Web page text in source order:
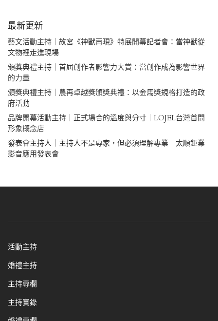
最新更新
藝文活動主持｜故宮《神獸再現》特展開幕記者會：當神獸從
文物裡走進現場
頒獎典禮主持｜首屆創作者影響力大賞：當創作成為影響世界
的力量
頒獎典禮主持｜農再卓越獎頒獎典禮：以金馬獎規格打造的政
府活動
品牌開幕活動主持｜正式場合的溫度與分寸｜LOJEL台灣首間
形象概念店
發表會主持人｜主持人不是專家，但必須理解專業｜太順鉅業
影音應用發表會
活動主持
婚禮主持
主持專欄
主持實錄